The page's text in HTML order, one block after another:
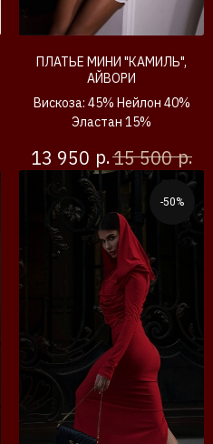
ПЛАТЬЕ МИНИ "КАМИЛЬ",
АЙВОРИ
Вискоза: 45% Нейлон 40%
Эластан 15%
13 950 р.15 500 р.
-50%